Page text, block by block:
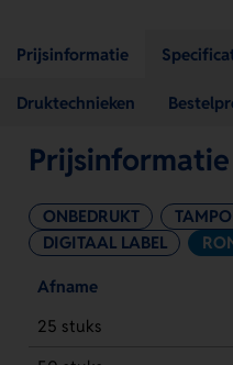
Prijsinformatie
Druktechnieken
Prijsinformatie
ONBEDRUKT
DIGITAAL LABEL
Afname
25 stuks